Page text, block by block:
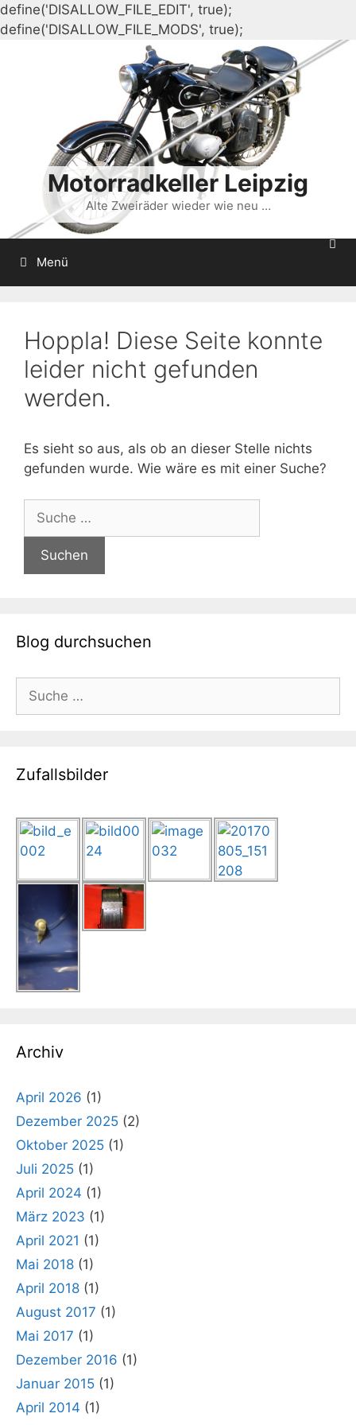
define('DISALLOW_FILE_EDIT', true);
define('DISALLOW_FILE_MODS', true);
Inhalt
springen
Motorradkeller Leipzig
Alte Zweiräder wieder wie neu …
Menü
Hoppla! Diese Seite konnte
leider nicht gefunden
werden.
Es sieht so aus, als ob an dieser Stelle nichts
gefunden wurde. Wie wäre es mit einer Suche?
nach:
Blog durchsuchen
nach:
Zufallsbilder
Archiv
April 2026 (1)
Dezember 2025 (2)
Oktober 2025 (1)
Juli 2025 (1)
April 2024 (1)
März 2023 (1)
April 2021 (1)
Mai 2018 (1)
April 2018 (1)
August 2017 (1)
Mai 2017 (1)
Dezember 2016 (1)
Januar 2015 (1)
April 2014 (1)